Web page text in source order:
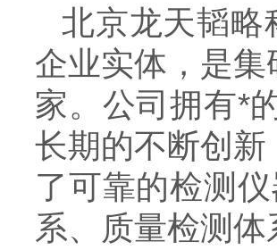
北京龙天韬略
企业实体，是
家。公司拥有*
长期的不断创
了可靠的检测
系、质量检测